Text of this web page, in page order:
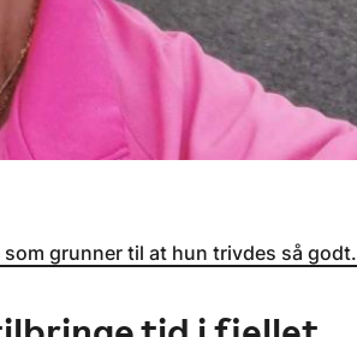
grunner til at hun trivdes så godt.